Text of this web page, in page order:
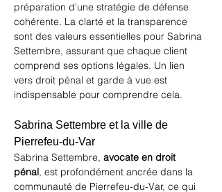
préparation d'une stratégie de défense
cohérente. La clarté et la transparence
sont des valeurs essentielles pour Sabrina
Settembre, assurant que chaque client
comprend ses options légales. Un lien
vers droit pénal et garde à vue est
indispensable pour comprendre cela.
Sabrina Settembre et la ville de
Pierrefeu-du-Var
Sabrina Settembre, avocate en droit
pénal, est profondément ancrée dans la
communauté de Pierrefeu-du-Var, ce qui